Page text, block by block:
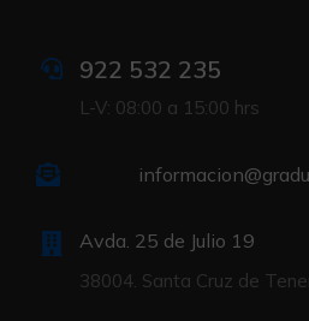
922 532 235
L-V: 08:00 a 15:00 hrs
Avda. 25 de Julio 19
38004. Santa Cruz de